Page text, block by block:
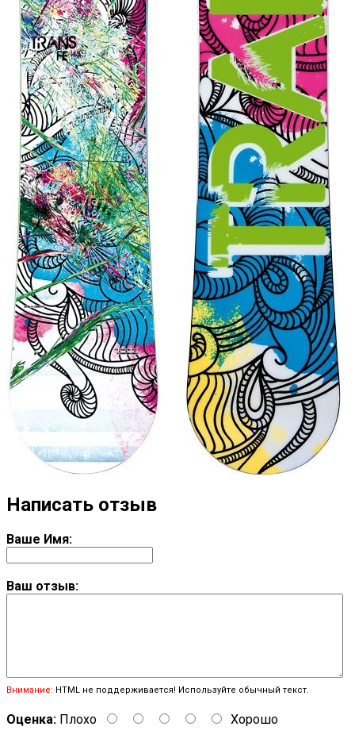
Написать отзыв
Ваше Имя:
Ваш отзыв:
Внимание: HTML не поддерживается! Используйте обычный текст.
Оценка: Плохо
Хорошо